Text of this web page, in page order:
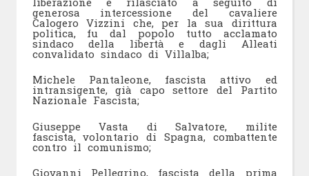
generosa intercessione del cavaliere
Calogero Vizzini che, per la sua dirittura
politica, fu dal popolo tutto acclamato
sindaco della libertà e dagli Alleati
convalidato sindaco di Villalba;
Michele Pantaleone, fascista attivo ed
intransigente, già capo settore del Partito
Nazionale Fascista;
Giuseppe Vasta di Salvatore, milite
fascista, volontario di Spagna, combattente
contro il comunismo;
Giovanni Pellegrino, fascista della prima